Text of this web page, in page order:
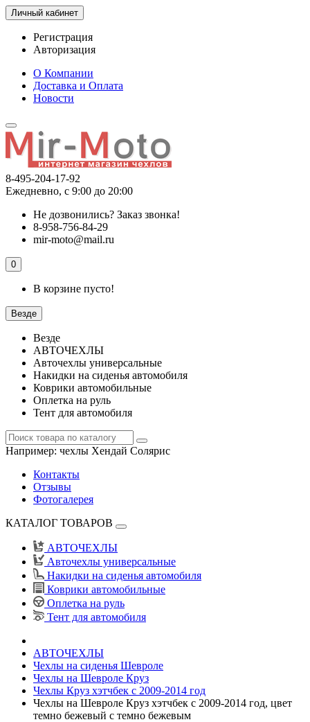
Личный кабинет
Регистрация
Авторизация
О Компании
Доставка и Оплата
Новости
8-495-204-17-92
Ежедневно, с 9:00 до 20:00
Не дозвонились? Заказ звонка!
8-958-756-84-29
mir-moto@mail.ru
0
В корзине пусто!
Везде
Везде
АВТОЧЕХЛЫ
Авточехлы универсальные
Накидки на сиденья автомобиля
Коврики автомобильные
Оплетка на руль
Тент для автомобиля
Например: чехлы Хендай Солярис
Контакты
Отзывы
Фотогалерея
КАТАЛОГ ТОВАРОВ
АВТОЧЕХЛЫ
Авточехлы универсальные
Накидки на сиденья автомобиля
Коврики автомобильные
Оплетка на руль
Тент для автомобиля
АВТОЧЕХЛЫ
Чехлы на сиденья Шевроле
Чехлы на Шевроле Круз
Чехлы Круз хэтчбек с 2009-2014 год
Чехлы на Шевроле Круз хэтчбек с 2009-2014 год, цвет
темно бежевый с темно бежевым